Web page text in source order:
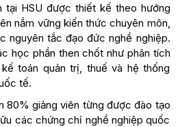
tại HSU được thiết kế theo hướng
nắm vững kiến thức chuyên môn,
nguyên tắc đạo đức nghề nghiệp.
học phần then chốt như phân tích
toán quản trị, thuế và hệ thống
tế.
80% giảng viên từng được đào tạo
các chứng chỉ nghề nghiệp quốc